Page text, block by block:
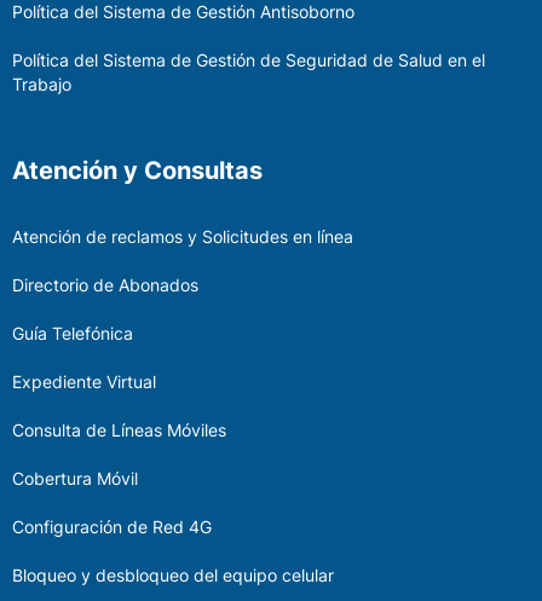
Política del Sistema de Gestión Antisoborno
Política del Sistema de Gestión de Seguridad de Salud en el
Trabajo
Atención y Consultas
Atención de reclamos y Solicitudes en línea
Directorio de Abonados
Guía Telefónica
Expediente Virtual
Consulta de Líneas Móviles
Cobertura Móvil
Configuración de Red 4G
Bloqueo y desbloqueo del equipo celular